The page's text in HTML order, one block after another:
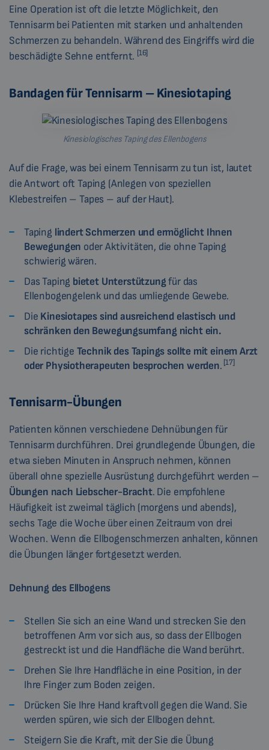
Eine Operation ist oft die letzte Möglichkeit, den
Tennisarm bei Patienten mit starken und anhaltenden
Schmerzen zu behandeln. Während des Eingriffs wird die
beschädigte Sehne entfernt. [16]
Bandagen für Tennisarm – Kinesiotaping
Kinesiologisches Taping des Ellenbogens
Auf die Frage, was bei einem Tennisarm zu tun ist, lautet
die Antwort oft Taping (Anlegen von speziellen
Klebestreifen – Tapes – auf der Haut).
Taping lindert Schmerzen und ermöglicht Ihnen
Bewegungen oder Aktivitäten, die ohne Taping
schwierig wären.
Das Taping bietet Unterstützungfür das
Ellenbogengelenk und das umliegende Gewebe.
Die Kinesiotapes sind ausreichend elastisch und
schränken den Bewegungsumfang nicht ein.
Die richtige Technik des Tapings sollte mit einem Arzt
oder Physiotherapeuten besprochen werden. [17]
Tennisarm-Übungen
Patienten können verschiedene Dehnübungen für
Tennisarm durchführen. Drei grundlegende Übungen, die
etwa sieben Minuten in Anspruch nehmen, können
überall ohne spezielle Ausrüstung durchgeführt werden –
Übungen nach Liebscher-Bracht. Die empfohlene
Häufigkeit ist zweimal täglich (morgens und abends),
sechs Tage die Woche über einen Zeitraum von drei
Wochen. Wenn die Ellbogenschmerzen anhalten, können
die Übungen länger fortgesetzt werden.
Dehnung des Ellbogens
Stellen Sie sich an eine Wand und strecken Sie den
betroffenen Arm vor sich aus, so dass der Ellbogen
gestreckt ist und die Handfläche die Wand berührt.
Drehen Sie Ihre Handfläche in eine Position, in der
Ihre Finger zum Boden zeigen.
Drücken Sie Ihre Hand kraftvoll gegen die Wand. Sie
werden spüren, wie sich der Ellbogen dehnt.
Steigern Sie die Kraft, mit der Sie die Übung